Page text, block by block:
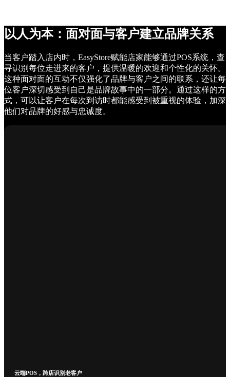
以人为本：面对面与客户建立品牌关系
当客户踏入店内时，EasyStore赋能店家能够通过POS系统，查
寻识别每位走进来的客户，提供温暖的欢迎和个性化的关怀。
这种面对面的互动不仅强化了品牌与客户之间的联系，还让每
位客户深切感受到自己是品牌故事中的一部分。通过这样的方
式，可以让客户在每次到访时都能感受到被重视的体验，加深
他们对品牌的好感与忠诚度。
云端POS，跨店识别老客户